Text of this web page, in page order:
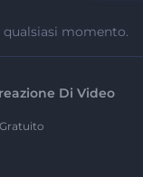
momento.
Di Video